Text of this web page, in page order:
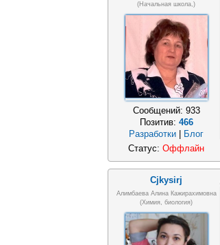
(Начальная школа,)
Сообщений: 933
Позитив: 466
Разработки
Блог
Статус: Оффлайн
Cjkysirj
Алимбаева Алина Кажирахимовна
(химия, биология)